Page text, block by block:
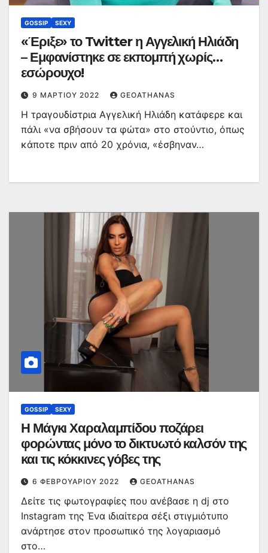
GOSSIP SEXY
«Έριξε» το Twitter η Αγγελική Ηλιάδη
– Εμφανίστηκε σε εκπομπή χωρίς…
εσώρουχο!
9 ΜΑΡΤΊΟΥ 2022 GEOATHANAS
H τραγουδίστρια Αγγελική Ηλιάδη κατάφερε και
πάλι «να σβήσουν τα φώτα» στο στούντιο, όπως
κάποτε πριν από 20 χρόνια, «έσβηναν…
GOSSIP SEXY
Η Μάγκι Χαραλαμπίδου ποζάρει
φορώντας μόνο το δικτυωτό καλσόν της
και τις κόκκινες γόβες της
6 ΦΕΒΡΟΥΑΡΊΟΥ 2022 GEOATHANAS
Δείτε τις φωτογραφίες που ανέβασε η dj στο
Instagram της Ένα ιδιαίτερα σέξι στιγμιότυπο
ανάρτησε στον προσωπικό της λογαριασμό
στο…